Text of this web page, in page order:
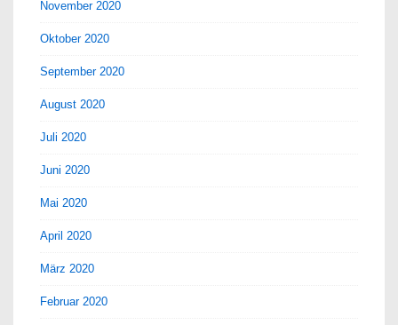
November 2020
Oktober 2020
September 2020
August 2020
Juli 2020
Juni 2020
Mai 2020
April 2020
März 2020
Februar 2020